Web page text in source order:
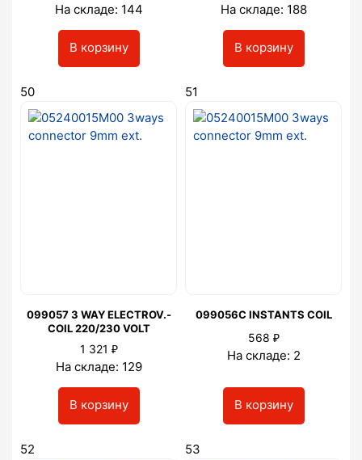
На складе: 144
В корзину
На складе: 188
В корзину
50
099057 3 WAY ELECTROV.-
COIL 220/230 VOLT
1 321 ₽
На складе: 129
В корзину
51
099056C INSTANTS COIL
568 ₽
На складе: 2
В корзину
52 53